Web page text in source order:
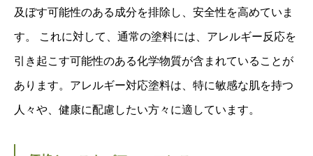
及ぼす可能性のある成分を排除し、安全性を高めていま
す。 これに対して、通常の塗料には、アレルギー反応を
引き起こす可能性のある化学物質が含まれていることが
あります。アレルギー対応塗料は、特に敏感な肌を持つ
人々や、健康に配慮したい方々に適しています。